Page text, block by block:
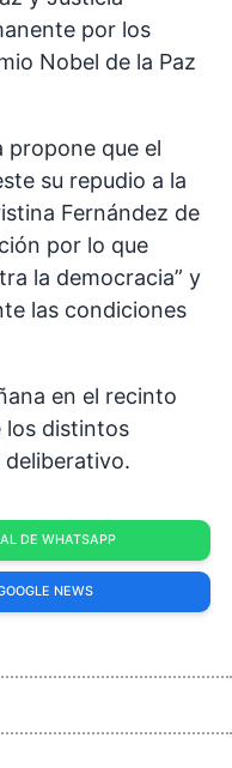
por los
Nobel de la Paz
propone que el
su repudio a la
Fernández de
por lo que
la democracia” y
las condiciones
en el recinto
los distintos
DE WHATSAPP
NEWS